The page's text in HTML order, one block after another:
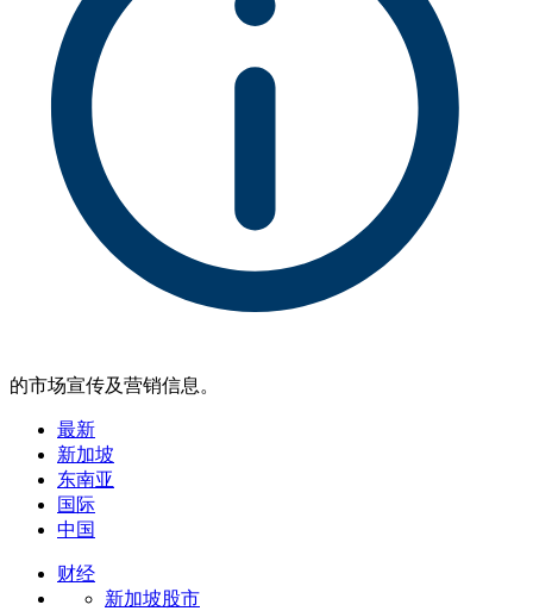
的市场宣传及营销信息。
最新
新加坡
东南亚
国际
中国
财经
新加坡股市